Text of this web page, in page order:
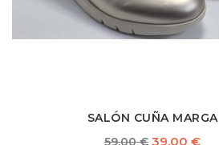
SALÓN CUÑA MARGA
Precio
59,00 € Precio
39,00 €